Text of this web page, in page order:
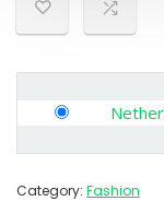
Category: Fashion